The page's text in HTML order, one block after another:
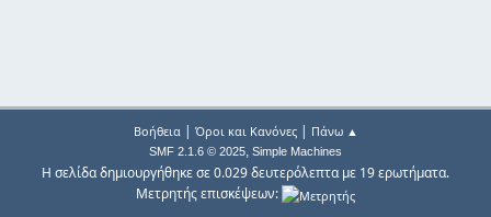
Βοήθεια| Όροι και Κανόνες| Πάνω ▲
SMF 2.1.6 © 2025, Simple Machines
Η σελίδα δημιουργήθηκε σε 0.029 δευτερόλεπτα με 19 ερωτήματα.
Μετρητής επισκέψεων: